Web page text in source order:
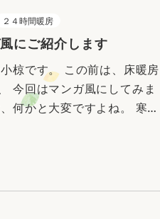
２４時間暖房
にご紹介します
椋です。 この前は、床暖房
今回はマンガ風にしてみま
何かと大変ですよね。 寒〜